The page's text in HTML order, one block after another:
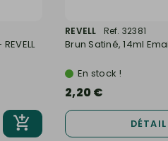
REVELL Ref. 32381
Brun Satiné, 14ml
En stock !
2,20 €
DÉTAIL